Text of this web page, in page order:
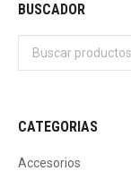
BUSCADOR
CATEGORIAS
Accesorios